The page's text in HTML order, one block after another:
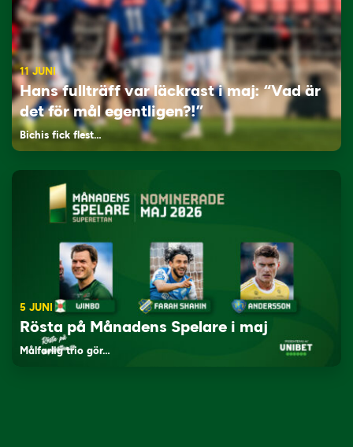
11 JUNI
Hans fullträff var läckrast i maj: “Vad är
det för mål egentligen?!”
Bichis fick flest…
5 JUNI
Rösta på Månadens Spelare i maj
Målfarlig trio gör…